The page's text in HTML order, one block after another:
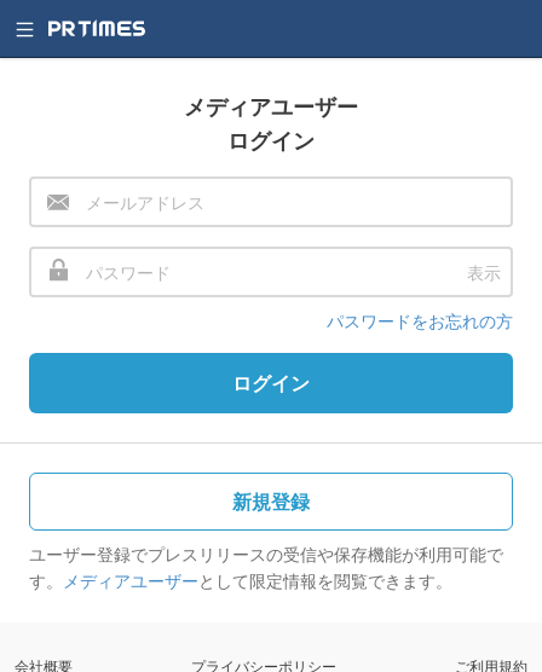
メディアユーザー
ログイン
表示
パスワードをお忘れの方
ログイン
新規登録
ユーザー登録でプレスリリースの受信や保存機能が利用可能で
す。 メディアユーザーとして限定情報を閲覧できます。
会社概要 プライバシーポリシー
ご利用規約